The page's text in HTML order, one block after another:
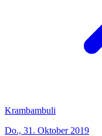
Krambambuli
Do., 31. Oktober 2019